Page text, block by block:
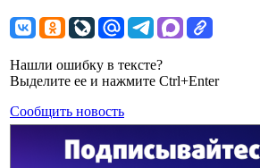
Нашли ошибку в тексте?
Выделите ее и нажмите Ctrl+Enter
Сообщить новость